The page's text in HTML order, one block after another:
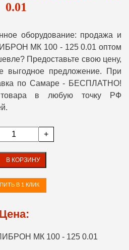
0.01
оборудование: продажа и
МК 100 - 125 0.01 оптом
Предоставьте свою цену,
выгодное предложение. При
по Самаре - БЕСПЛАТНО!
товара в любую точку РФ
+
В КОРЗИНУ
В 1 КЛИК
Цена: